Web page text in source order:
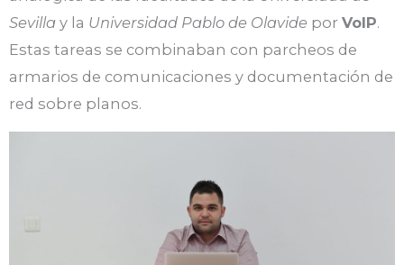
Sevilla y la Universidad Pablo de Olavide por VoIP.
Estas tareas se combinaban con parcheos de
armarios de comunicaciones y documentación de
red sobre planos.